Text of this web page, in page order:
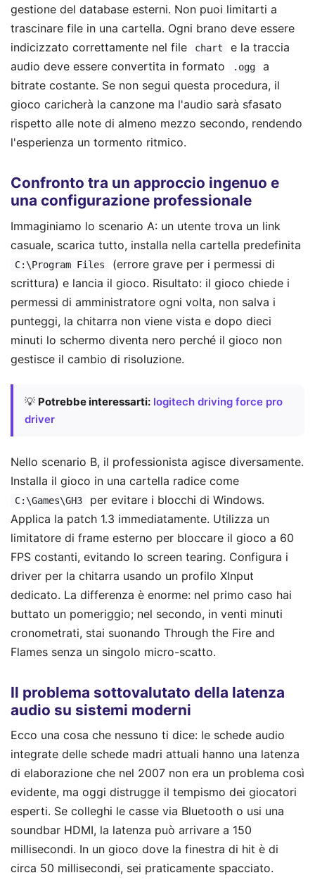
gestione del database esterni. Non puoi limitarti a
trascinare file in una cartella. Ogni brano deve essere
indicizzato correttamente nel file
chart
e la traccia
audio deve essere convertita in formato
.ogg
a
bitrate costante. Se non segui questa procedura, il
gioco caricherà la canzone ma l'audio sarà sfasato
rispetto alle note di almeno mezzo secondo, rendendo
l'esperienza un tormento ritmico.
Confronto tra un approccio ingenuo e
una configurazione professionale
Immaginiamo lo scenario A: un utente trova un link
casuale, scarica tutto, installa nella cartella predefinita
C:\Program Files
(errore grave per i permessi di
scrittura) e lancia il gioco. Risultato: il gioco chiede i
permessi di amministratore ogni volta, non salva i
punteggi, la chitarra non viene vista e dopo dieci
minuti lo schermo diventa nero perché il gioco non
gestisce il cambio di risoluzione.
💡 Potrebbe interessarti: logitech driving force pro
driver
Nello scenario B, il professionista agisce diversamente.
Installa il gioco in una cartella radice come
C:\Games\GH3
per evitare i blocchi di Windows.
Applica la patch 1.3 immediatamente. Utilizza un
limitatore di frame esterno per bloccare il gioco a 60
FPS costanti, evitando lo screen tearing. Configura i
driver per la chitarra usando un profilo XInput
dedicato. La differenza è enorme: nel primo caso hai
buttato un pomeriggio; nel secondo, in venti minuti
cronometrati, stai suonando Through the Fire and
Flames senza un singolo micro-scatto.
Il problema sottovalutato della latenza
audio su sistemi moderni
Ecco una cosa che nessuno ti dice: le schede audio
integrate delle schede madri attuali hanno una latenza
di elaborazione che nel 2007 non era un problema così
evidente, ma oggi distrugge il tempismo dei giocatori
esperti. Se colleghi le casse via Bluetooth o usi una
soundbar HDMI, la latenza può arrivare a 150
millisecondi. In un gioco dove la finestra di hit è di
circa 50 millisecondi, sei praticamente spacciato.